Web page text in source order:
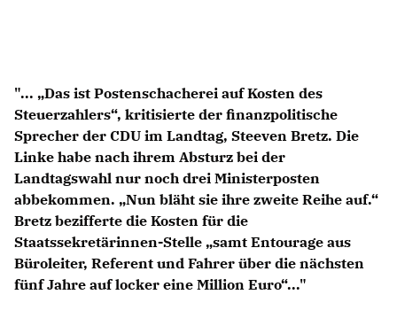
Kleine Anfragen
CDU Deutschland
CDU Fraktion im Brandenburger Landtag
CDU Brandenburg
CDU Potsdam
"... „Das ist Postenschacherei auf Kosten des
Steuerzahlers“, kritisierte der finanzpolitische
Sprecher der CDU im Landtag, Steeven Bretz. Die
Linke habe nach ihrem Absturz bei der
Landtagswahl nur noch drei Ministerposten
abbekommen. „Nun bläht sie ihre zweite Reihe auf.“
Bretz bezifferte die Kosten für die
Staatssekretärinnen-Stelle „samt Entourage aus
Büroleiter, Referent und Fahrer über die nächsten
fünf Jahre auf locker eine Million Euro“..."